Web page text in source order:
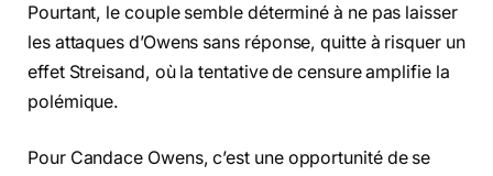
Pourtant, le couple semble déterminé à ne pas laisser
les attaques d’Owens sans réponse, quitte à risquer un
effet Streisand, où la tentative de censure amplifie la
polémique.
Pour Candace Owens, c’est une opportunité de se